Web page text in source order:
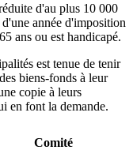
d'au plus 10 000
année d'imposition
ans ou est handicapé.
est tenue de tenir
biens-fonds à leur
copie à leurs
en font la demande.
Comité